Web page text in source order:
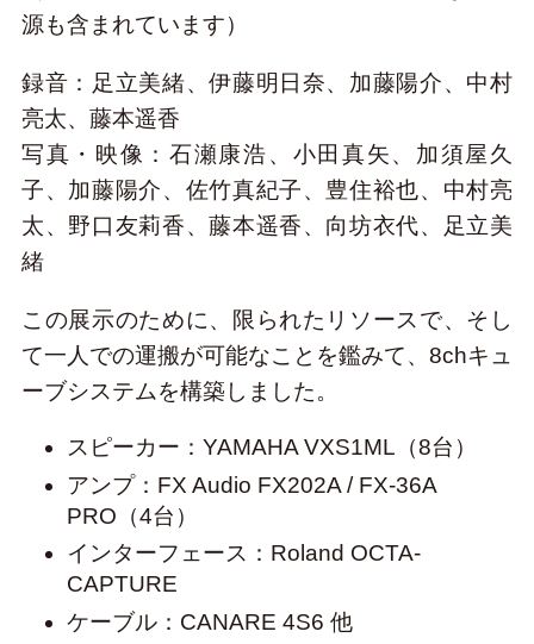
源も含まれています）
録音：足立美緒、伊藤明日奈、加藤陽介、中村
亮太、藤本遥香
写真・映像：石瀬康浩、小田真矢、加須屋久
子、加藤陽介、佐竹真紀子、豊住裕也、中村亮
太、野口友莉香、藤本遥香、向坊衣代、足立美
緒
この展示のために、限られたリソースで、そし
て一人での運搬が可能なことを鑑みて、8chキュ
ーブシステムを構築しました。
スピーカー：YAMAHA VXS1ML（8台）
アンプ：FX Audio FX202A / FX-36A
PRO（4台）
インターフェース：Roland OCTA-
CAPTURE
ケーブル：CANARE 4S6 他